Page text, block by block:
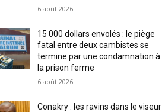
6 août 2026
15 000 dollars envolés : le piège
fatal entre deux cambistes se
termine par une condamnation à
la prison ferme
6 août 2026
Conakry : les ravins dans le viseur